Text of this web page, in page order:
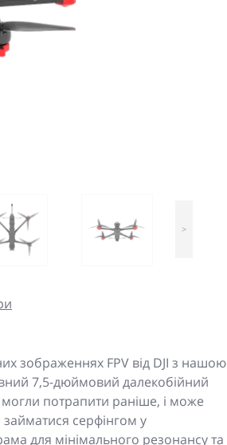
>
зображеннях FPV від DJI з нашою
7,5-дюймовий далекобійний
потрапити раніше, і може
серфінгом у
для мінімального резонансу та